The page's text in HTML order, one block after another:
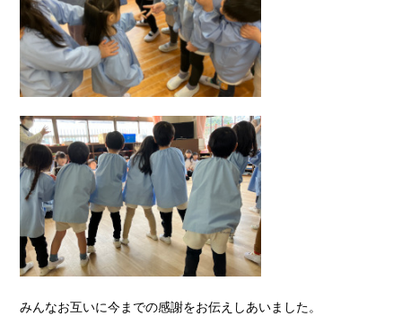
みんなお互いに今までの感謝をお伝えしあいました。